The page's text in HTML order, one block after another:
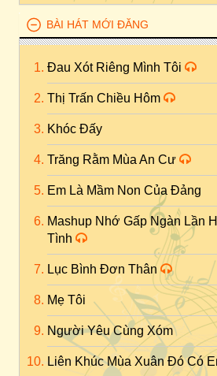
BÀI HÁT MỚI ĐĂNG
Đau Xót Riêng Mình Tôi
Thị Trấn Chiều Hôm
Khóc Đấy
Trăng Rằm Mùa An Cư
Em Là Mầm Non Của Đảng
Mashup Nhớ Gấp Ngàn Lần
Tình
Lục Bình Đơn Thân
Mẹ Tôi
Người Yêu Cùng Xóm
Liên Khúc Mùa Xuân Đó Có